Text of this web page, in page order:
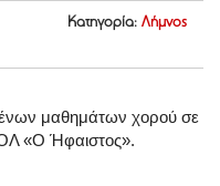
Κατηγορία: Λήμνος
μαθημάτων χορού σε
«Ο Ήφαιστος».